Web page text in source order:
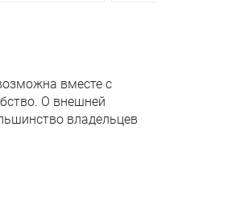
вместе с
О внешней
владельцев